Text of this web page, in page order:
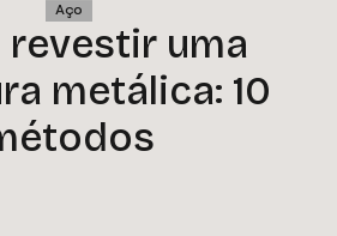
Aço
revestir uma
metálica: 10